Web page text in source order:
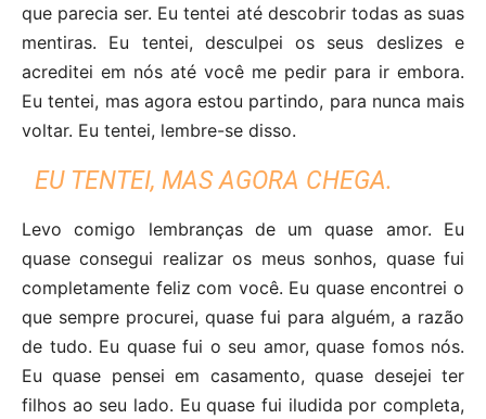
que parecia ser. Eu tentei até descobrir todas as suas
mentiras. Eu tentei, desculpei os seus deslizes e
acreditei em nós até você me pedir para ir embora.
Eu tentei, mas agora estou partindo, para nunca mais
voltar. Eu tentei, lembre-se disso.
EU TENTEI, MAS AGORA CHEGA.
Levo comigo lembranças de um quase amor. Eu
quase consegui realizar os meus sonhos, quase fui
completamente feliz com você. Eu quase encontrei o
que sempre procurei, quase fui para alguém, a razão
de tudo. Eu quase fui o seu amor, quase fomos nós.
Eu quase pensei em casamento, quase desejei ter
filhos ao seu lado. Eu quase fui iludida por completa,